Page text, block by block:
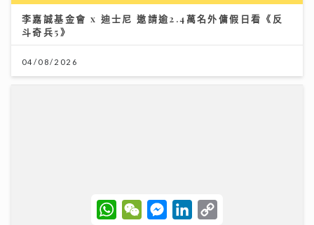
李嘉誠基金會 x 迪士尼 邀請逾2.4萬名外傭假日看《反
斗奇兵5》
04/08/2026
W
h
W
e
M
e
L